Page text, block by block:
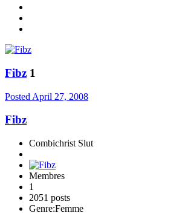
Fibz 1
Posted April 27, 2008
Fibz
Combichrist Slut
Membres
1
2051 posts
Genre:Femme